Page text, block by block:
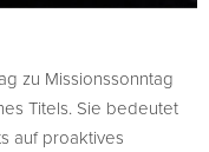
zu Missionssonntag
Titels. Sie bedeutet
auf proaktives